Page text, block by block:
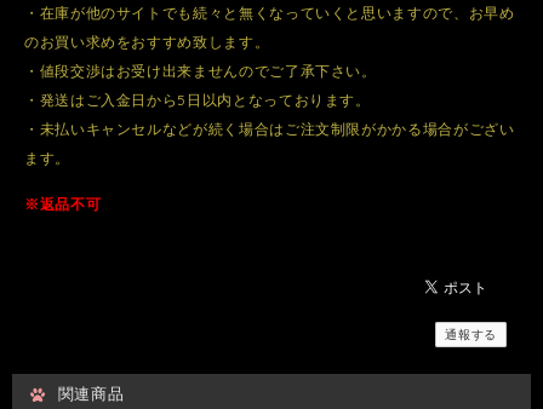
・在庫が他のサイトでも続々と無くなっていくと思いますので、お早め
のお買い求めをおすすめ致します。
・値段交渉はお受け出来ませんのでご了承下さい。
・発送はご入金日から5日以内となっております。
・未払いキャンセルなどが続く場合はご注文制限がかかる場合がござい
ます。
※返品不可
通報する
関連商品